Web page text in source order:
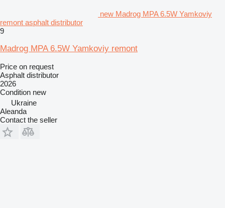
new Madrog MPA 6.5W Yamkoviy
remont asphalt distributor
9
Madrog MPA 6.5W Yamkoviy remont
Price on request
Asphalt distributor
2026
Condition new
Ukraine
Aleanda
Contact the seller